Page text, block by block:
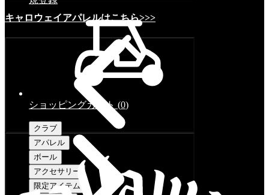
キャロウェイアパレルはこちら>>>
ショッピングカート (0)
クラブ
アパレル
ボール
アクセサリー
限定アイテム